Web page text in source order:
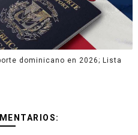
dominicano en 2026; Lista